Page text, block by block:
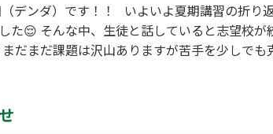
デンダ）です！！ いよいよ夏期講習の折
た😌 そんな中、生徒と話していると志望校
だまだ課題は沢山ありますが苦手を少しで